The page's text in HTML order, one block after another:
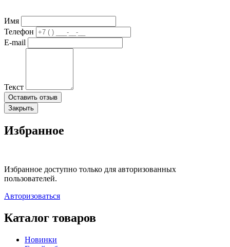
Имя
Телефон
E-mail
Текст
Оставить отзыв
Закрыть
Избранное
Избранное доступно только для авторизованных
пользователей.
Авторизоваться
Каталог товаров
Новинки